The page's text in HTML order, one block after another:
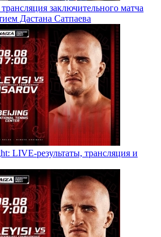
заключительного матча
Дастана Сатпаева
LIVE-результаты, трансляция и